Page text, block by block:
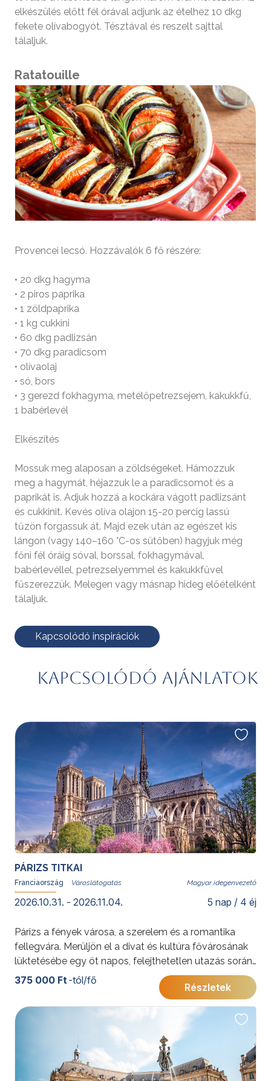
elkészülés előtt fél órával adjunk az ételhez 10 dkg
fekete olívabogyót. Tésztával és reszelt sajttal
tálaljuk.
Ratatouille
Provence­i lecsó. Hozzávalók 6 fő részére:
• 20 dkg hagyma
• 2 piros paprika
• 1 zöldpaprika
• 1 kg cukkini
• 60 dkg padlizsán
• 70 dkg paradicsom
• olívaolaj
• só, bors
• 3 gerezd fokhagyma, metélőpetrezsejem, kakukkfű,
1 babérlevél
Elkészítés
Mossuk meg alaposan a zöldségeket. Hámozzuk
meg a hagymát, héjazzuk le a paradicsomot és a
paprikát is. Adjuk hozzá a kockára vágott padlizsánt
és cukkinit. Kevés olíva olajon 15-­20 percig lassú
tűzön forgassuk át. Majd ezek után az egészet kis
lángon (vagy 140–160 °C­-os sütőben) hagyjuk még
főni fél óráig sóval, borssal, fokhagymával,
babérlevéllel, petrezselyemmel és kakukkfűvel
fűszerezzük. Melegen vagy másnap hideg előételként
tálaljuk.
Kapcsolódó inspirációk
Kapcsolódó ajánlatok
PÁRIZS TITKAI
Franciaország Magyar idegenvezető
2026.10.31. - 2026.11.04. 5 nap / 4 éj
Párizs a fények városa, a szerelem és a romantika
fellegvára. Merüljön el a divat és kultúra fővárosának
lüktetésébe egy öt napos, felejthetetlen utazás során.
Gasztronómiája, építészeti szépségei és nyüzsgő
kultúrája teszi teljesen egyedülállóvá ezt a különleges
metropoliszt.
További érdekességekért Franciaországról kattintson
375 000 Ft-tól/fő
Részletek